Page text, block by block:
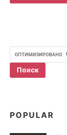
POPULAR